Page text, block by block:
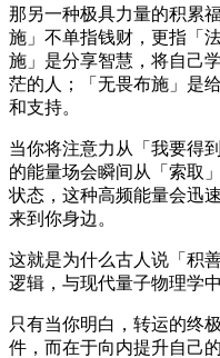
那另一种极具力量的积累
施」不单指钱财，更指「
施」是分享智慧，将自己
茫的人；「无畏布施」是
和支持。
当你将注意力从「我要得
的能量场会瞬间从「索取
状态，这种高频能量会迅
来到你身边。
这就是为什么古人说「积
逻辑，与现代量子物理学
只有当你明白，转运的终
件，而在于向内提升自己